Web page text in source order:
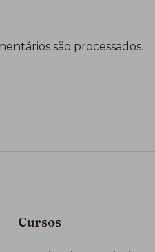
são processados.
Cursos